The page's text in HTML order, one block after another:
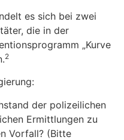
es sich bei zwei
die in der
„Kurve
2
der polizeilichen
Ermittlungen zu
Vorfall? (Bitte